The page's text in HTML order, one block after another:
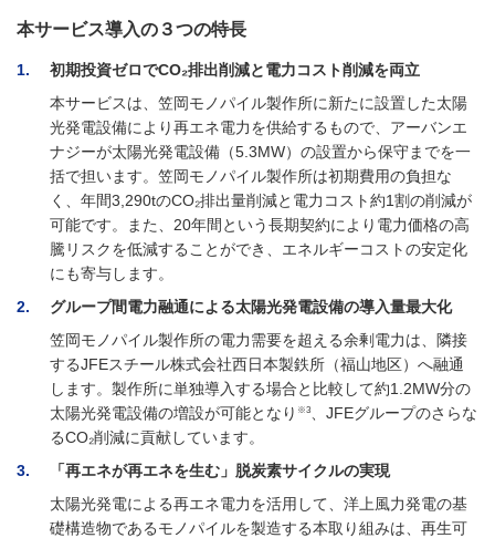
本サービス導入の３つの特長
1
初期投資ゼロでCO₂排出削減と電力コスト削減を両立
本サービスは、笠岡モノパイル製作所に新たに設置した太陽
光発電設備により再エネ電力を供給するもので、アーバンエ
ナジーが太陽光発電設備（5.3MW）の設置から保守までを一
括で担います。笠岡モノパイル製作所は初期費用の負担な
く、年間3,290tのCO₂排出量削減と電力コスト約1割の削減が
可能です。また、20年間という長期契約により電力価格の高
騰リスクを低減することができ、エネルギーコストの安定化
にも寄与します。
2
グループ間電力融通による太陽光発電設備の導入量最大化
笠岡モノパイル製作所の電力需要を超える余剰電力は、隣接
するJFEスチール株式会社西日本製鉄所（福山地区）へ融通
します。製作所に単独導入する場合と比較して約1.2MW分の
太陽光発電設備の増設が可能となり ※3
、JFEグループのさらな
るCO₂削減に貢献しています。
3
「再エネが再エネを生む」脱炭素サイクルの実現
太陽光発電による再エネ電力を活用して、洋上風力発電の基
礎構造物であるモノパイルを製造する本取り組みは、再生可